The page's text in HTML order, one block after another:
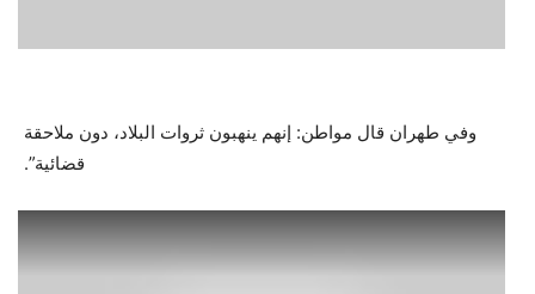
وفي طهران قال مواطن: إنهم ينهبون ثروات البلاد، دون ملاحقة
قضائية”.